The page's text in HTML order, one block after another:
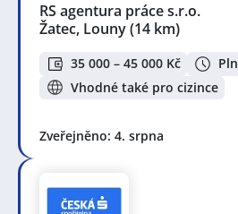
RS agentura práce s.r.o.
Žatec, Louny(14 km)
35 000 – 45 000 Kč
Vhodné také pro cizince
Zveřejněno: 4. srpna